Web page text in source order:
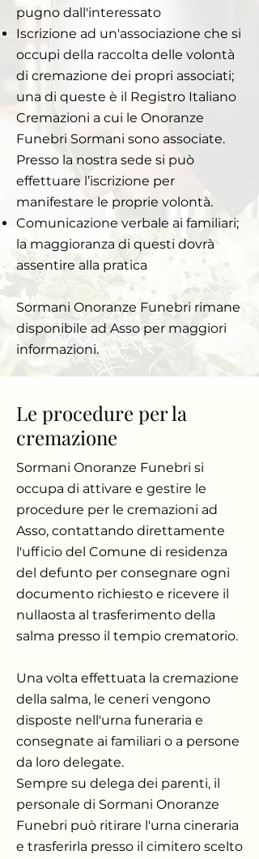
pugno dall'interessato
Iscrizione ad un'associazione che si
occupi della raccolta delle volontà
di cremazione dei propri associati;
una di queste è il Registro Italiano
Cremazioni a cui le Onoranze
Funebri Sormani sono associate.
Presso la nostra sede si può
effettuare l’iscrizione per
manifestare le proprie volontà.
Comunicazione verbale ai familiari;
la maggioranza di questi dovrà
assentire alla pratica
Sormani Onoranze Funebri rimane
disponibile ad Asso per maggiori
informazioni.
Le procedure per la
cremazione
Sormani Onoranze Funebri si
occupa di attivare e gestire le
procedure per le cremazioni ad
Asso, contattando direttamente
l'ufficio del Comune di residenza
del defunto per consegnare ogni
documento richiesto e ricevere il
nullaosta al trasferimento della
salma presso il tempio crematorio.
Una volta effettuata la cremazione
della salma, le ceneri vengono
disposte nell'urna funeraria e
consegnate ai familiari o a persone
da loro delegate.
Sempre su delega dei parenti, il
personale di Sormani Onoranze
Funebri può ritirare l'urna cineraria
e trasferirla presso il cimitero scelto